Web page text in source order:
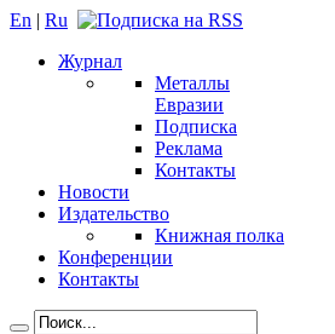
En | Ru
Журнал
Металлы
Евразии
Подписка
Реклама
Контакты
Новости
Издательство
Книжная полка
Конференции
Контакты